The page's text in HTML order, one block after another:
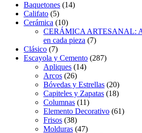
Baquetones (14)
Califato (5)
Cerámica (10)
CERÁMICA ARTESANAL:
en cada pieza (7)
Clásico (7)
Escayola y Cemento (287)
Apliques (14)
Arcos (26)
Bóvedas y Estrellas (20)
Capiteles y Zapatas (18)
Columnas (11)
Elemento Decorativo (61)
Frisos (38)
Molduras (47)